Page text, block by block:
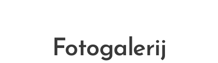
Fotogalerij